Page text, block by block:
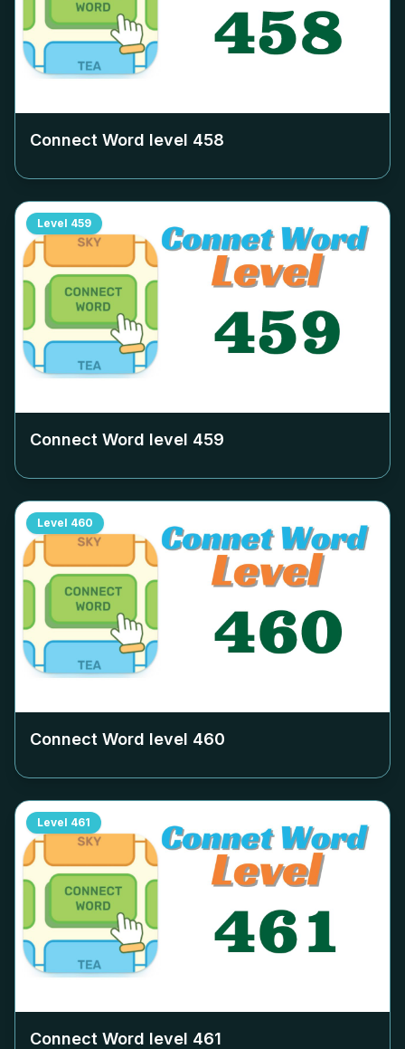
Connect Word level 458
Level 459
Connect Word level 459
Level 460
Connect Word level 460
Level 461
Connect Word level 461